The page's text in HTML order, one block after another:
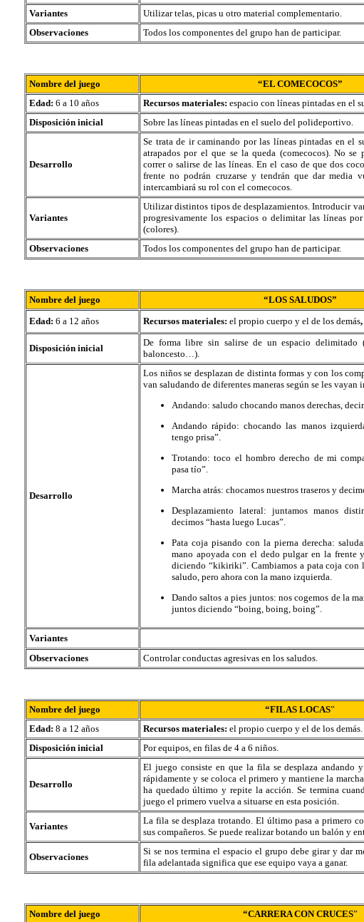
Variantes
Utilizar telas, picas u otro material complementario.
Observaciones
Todos los componentes del grupo han de participar.
Nombre del juego
“EL COMECOCOS”
Edad: 6 a 10 años Recursos materiales: espacio con líneas pintadas en el
Disposición inicial
Sobre las líneas pintadas en el suelo del polideportivo.
Desarrollo
Se trata de ir caminando por las líneas pintadas en el
atrapados por el que se la queda (comecocos). No se
correr o salirse de las líneas. En el caso de que dos
frente no podrán cruzarse y tendrán que dar media
intercambiará su rol con el comecocos.
Variantes
Utilizar distintos tipos de desplazamientos. Introducir
progresivamente los espacios o delimitar las líneas
(colores).
Observaciones
Todos los componentes del grupo han de participar.
Nombre del juego
“LOS SALUDOS”
Edad: 6 a 12 años Recursos materiales: el propio cuerpo y el de los demás,
Disposición inicial
De forma libre sin salirse de un espacio delimitado
baloncesto…).
Desarrollo
Los niños se desplazan de distinta formas y con los
van saludando de diferentes maneras según se les vayan
Andando: saludo chocando manos derechas,
Andando rápido: chocando las manos
tengo prisa”.
Trotando: toco el hombro derecho de mi
pasa tío”.
Marcha atrás: chocamos nuestros traseros y
Desplazamiento lateral: juntamos manos
decimos “hasta luego Lucas”.
Pata coja pisando con la pierna derecha:
mano apoyada con el dedo pulgar en la frente
diciendo “kikiriki”. Cambiamos a pata coja con
saludo, pero ahora con la mano izquierda.
Dando saltos a pies juntos: nos cogemos de la
juntos diciendo “boing, boing, boing”.
Variantes
Observaciones
Controlar conductas agresivas en los saludos.
Nombre del juego “FILAS LOCAS”
Edad: 8 a 12 años Recursos materiales: el propio cuerpo y el de los demás.
Disposición inicial
Por equipos, en filas de 4 a 6 niños.
Desarrollo
El juego consiste en que la fila se desplaza andando
rápidamente y se coloca el primero y mantiene la
ha quedado último y repite la acción. Se termina
juego el primero vuelva a situarse en esta posición.
Variantes
La fila se desplaza trotando. El último pasa a primero
sus compañeros. Se puede realizar botando un balón y
Observaciones
Si se nos termina el espacio el grupo debe girar y dar
fila adelantada significa que ese equipo vaya a ganar.
Nombre del juego “CARRERA CON CRUCES”